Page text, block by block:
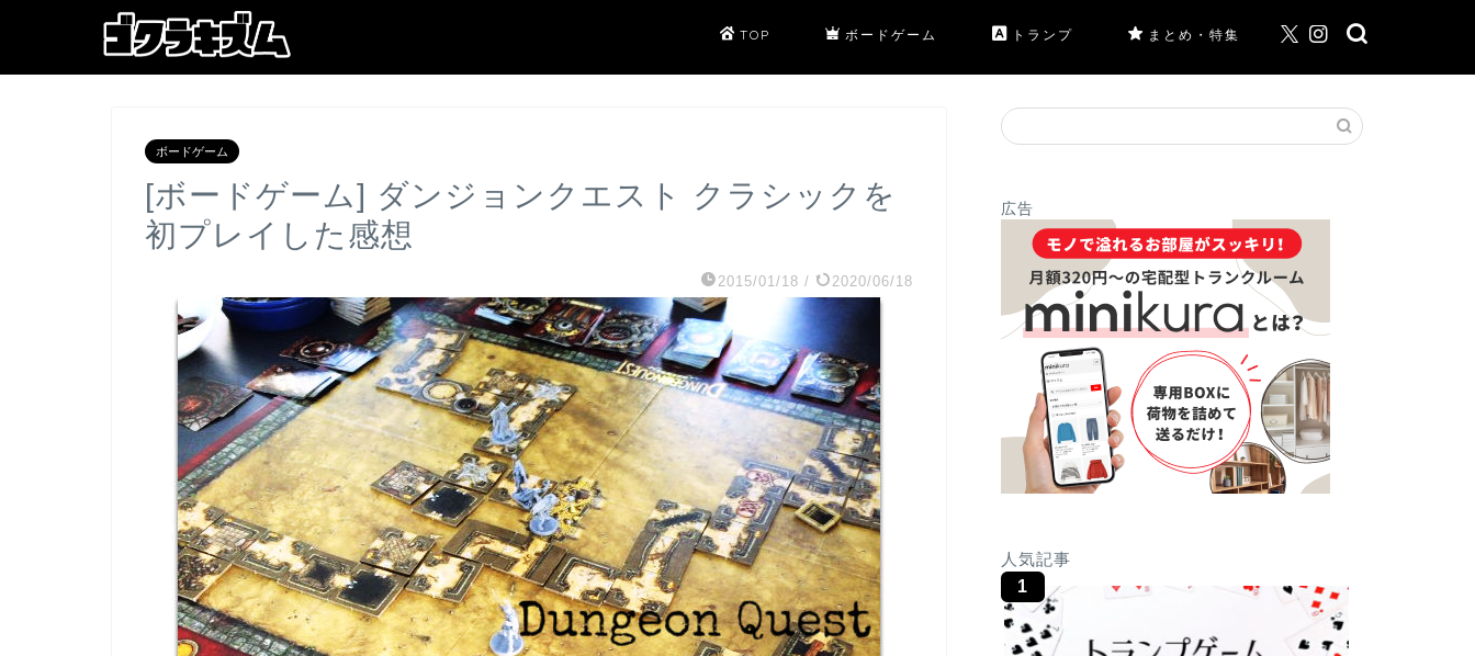
TOP ボードゲーム トランプ まとめ・特集
ボードゲーム
[ボードゲーム] ダンジョンクエスト クラシックを
初プレイした感想
2015/01/18 / 2020/06/18
広告
人気記事